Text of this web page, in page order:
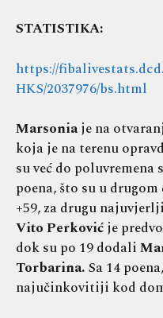
STATISTIKA:
https://
HKS/2037976/bs.html
Marsoniaje na
koja je na terenu
su već do
poena, što su u
+59, za drugu
Vito Perkovićje
dok su po 19 dodali
Torbarina.Sa 14
najučinkovitiji kod